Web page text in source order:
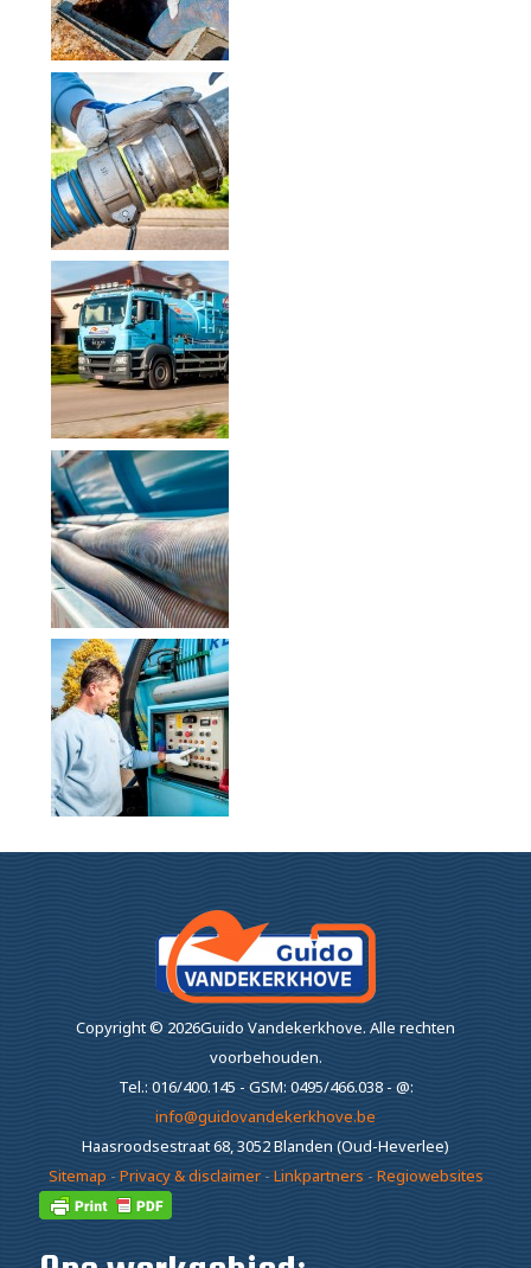
Copyright © 2026Guido Vandekerkhove. Alle rechten
voorbehouden.
Tel.: 016/400.145 - GSM: 0495/466.038 - @:
info@guidovandekerkhove.be
Haasroodsestraat 68, 3052 Blanden (Oud-Heverlee)
Sitemap - Privacy & disclaimer- Linkpartners - Regiowebsites